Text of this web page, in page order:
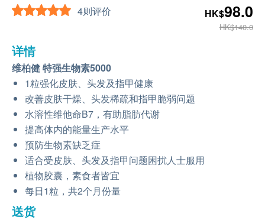
4则评价 HK$98.0
HK$140.0
详情
维柏健 特强生物素5000
1粒强化皮肤、头发及指甲健康
改善皮肤干燥、头发稀疏和指甲脆弱问题
水溶性维他命B7，有助脂肪代谢
提高体内的能量生产水平
预防生物素缺乏症
适合受皮肤、头发及指甲问题困扰人士服用
植物胶囊，素食者皆宜
每日1粒，共2个月份量
送货